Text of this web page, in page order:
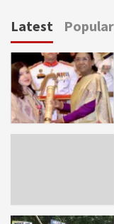
Latest Popular